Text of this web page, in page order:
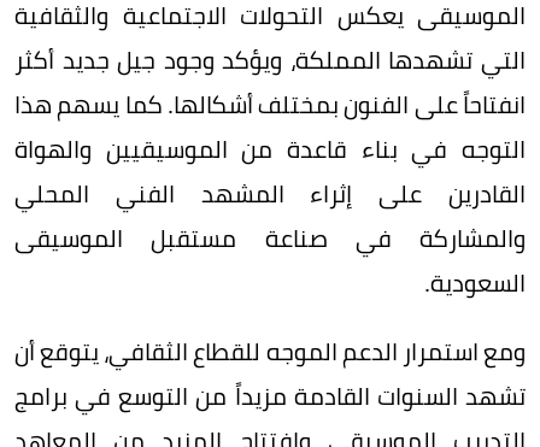
الموسيقى يعكس التحولات الاجتماعية والثقافية
التي تشهدها المملكة، ويؤكد وجود جيل جديد أكثر
انفتاحاً على الفنون بمختلف أشكالها. كما يسهم هذا
التوجه في بناء قاعدة من الموسيقيين والهواة
القادرين على إثراء المشهد الفني المحلي
والمشاركة في صناعة مستقبل الموسيقى
السعودية.
ومع استمرار الدعم الموجه للقطاع الثقافي، يتوقع أن
تشهد السنوات القادمة مزيداً من التوسع في برامج